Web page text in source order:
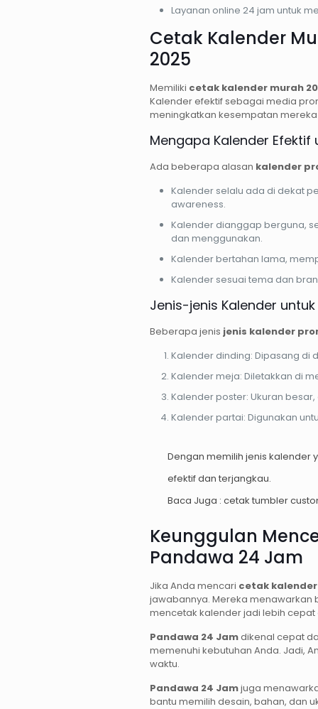
Layanan online 24 jam untuk
Cetak Kalender
2025
Memiliki cetak kalender murah
Kalender efektif sebagai media
meningkatkan kesempatan
Mengapa Kalender Efektif
Ada beberapa alasan kalender
Kalender selalu ada di dekat
awareness.
Kalender dianggap berguna,
dan menggunakan.
Kalender bertahan lama,
Kalender sesuai tema dan
Jenis-jenis Kalender
Beberapa jenis jenis kalender
Kalender dinding: Dipasang di
Kalender meja: Diletakkan di
Kalender poster: Ukuran
Kalender partai: Digunakan
Dengan memilih jenis kalender
efektif dan terjangkau.
Baca Juga : cetak tumbler
Keunggulan
Pandawa 24 Jam
Jika Anda mencari cetak
jawabannya. Mereka menawarkan
mencetak kalender jadi lebih cepat
Pandawa 24 Jamdikenal cepat
memenuhi kebutuhan Anda. Jadi,
waktu.
Pandawa 24 Jamjuga
bantu memilih desain, bahan, dan